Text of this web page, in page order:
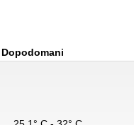
Dopodomani